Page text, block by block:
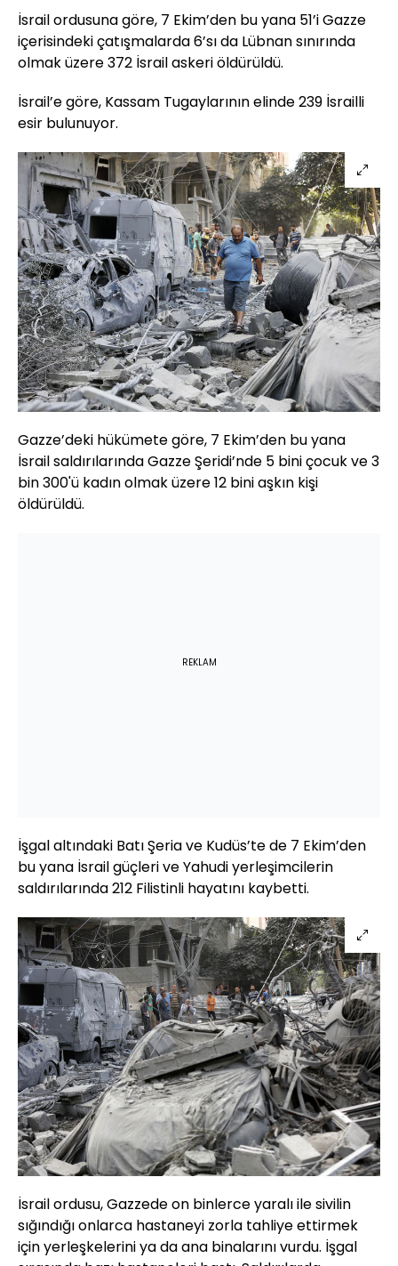
İsrail ordusuna göre, 7 Ekim’den bu yana 51’i Gazze
içerisindeki çatışmalarda 6’sı da Lübnan sınırında
olmak üzere 372 İsrail askeri öldürüldü.
İsrail’e göre, Kassam Tugaylarının elinde 239 İsrailli
esir bulunuyor.
Gazze’deki hükümete göre, 7 Ekim’den bu yana
İsrail saldırılarında Gazze Şeridi’nde 5 bini çocuk ve 3
bin 300'ü kadın olmak üzere 12 bini aşkın kişi
öldürüldü.
REKLAM
İşgal altındaki Batı Şeria ve Kudüs’te de 7 Ekim’den
bu yana İsrail güçleri ve Yahudi yerleşimcilerin
saldırılarında 212 Filistinli hayatını kaybetti.
İsrail ordusu, Gazzede on binlerce yaralı ile sivilin
sığındığı onlarca hastaneyi zorla tahliye ettirmek
için yerleşkelerini ya da ana binalarını vurdu. İşgal